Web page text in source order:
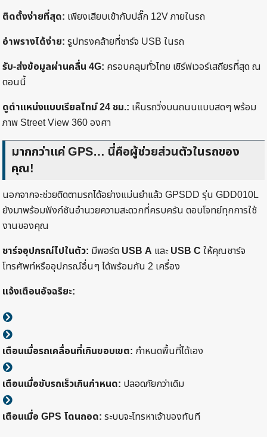
ติดตั้งง่ายที่สุด: เพียงเสียบเข้ากับปลั๊ก 12V ภายในรถ
อำพรางได้ง่าย: รูปทรงคล้ายที่ชาร์จ USB ในรถ
รับ-ส่งข้อมูลผ่านคลื่น 4G: ครอบคลุมทั่วไทย เซิร์ฟเวอร์เสถียรที่สุด ณ
ตอนนี้
ดูตำแหน่งแบบเรียลไทม์ 24 ชม.: เห็นรถวิ่งบนถนนแบบสดๆ พร้อม
ภาพ Street View 360 องศา
มากกว่าแค่ GPS… นี่คือผู้ช่วยส่วนตัวในรถของ
คุณ!
นอกจากจะช่วยติดตามรถได้อย่างแม่นยำแล้ว GPSDD รุ่น GDD010L
ยังมาพร้อมฟังก์ชันอำนวยความสะดวกที่ครบครัน ตอบโจทย์ทุกการใช้
งานของคุณ
ชาร์จอุปกรณ์ไปในตัว: มีพอร์ต USB A และUSB C ให้คุณชาร์จ
โทรศัพท์หรืออุปกรณ์อื่นๆ ได้พร้อมกัน 2 เครื่อง
แจ้งเตือนอัจฉริยะ:
เตือนเมื่อรถเคลื่อนที่เกินขอบเขต: กำหนดพื้นที่ได้เอง
เตือนเมื่อขับรถเร็วเกินกำหนด: ปลอดภัยกว่าเดิม
เตือนเมื่อ GPS โดนถอด: ระบบจะโทรหาเจ้าของทันที